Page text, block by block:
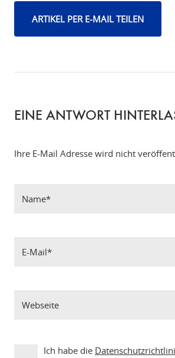
ARTIKEL PER E-MAIL TEILEN
EINE ANTWORT
Ihre E-Mail Adresse wird nicht
Ich habe die